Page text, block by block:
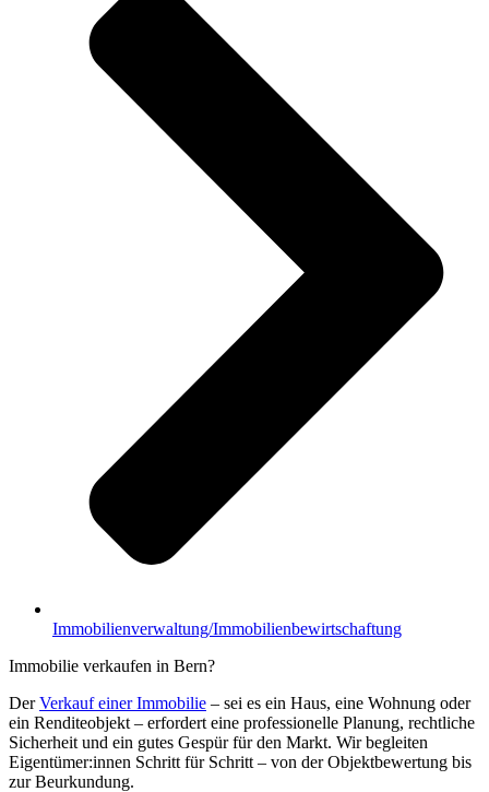
Immobilienverwaltung/Immobilienbewirtschaftung
Immobilie verkaufen in Bern?
DerVerkauf einer Immobilie – sei es ein Haus, eine Wohnung oder
ein Renditeobjekt – erfordert eine professionelle Planung, rechtliche
Sicherheit und ein gutes Gespür für den Markt. Wir begleiten
Eigentümer:innen Schritt für Schritt – von der Objektbewertung bis
zur Beurkundung.